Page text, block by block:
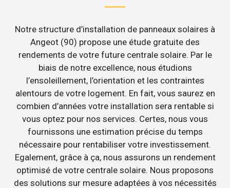
Notre structure d’installation de panneaux solaires à
Angeot (90) propose une étude gratuite des
rendements de votre future centrale solaire. Par le
biais de notre excellence, nous étudions
l’ensoleillement, l’orientation et les contraintes
alentours de votre logement. En fait, vous saurez en
combien d’années votre installation sera rentable si
vous optez pour nos services. Certes, nous vous
fournissons une estimation précise du temps
nécessaire pour rentabiliser votre investissement.
Egalement, grâce à ça, nous assurons un rendement
optimisé de votre centrale solaire. Nous proposons
des solutions sur mesure adaptées à vos nécessités